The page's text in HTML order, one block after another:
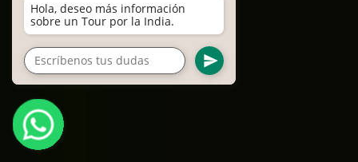
Hola, deseo más información
sobre un Tour por la India.